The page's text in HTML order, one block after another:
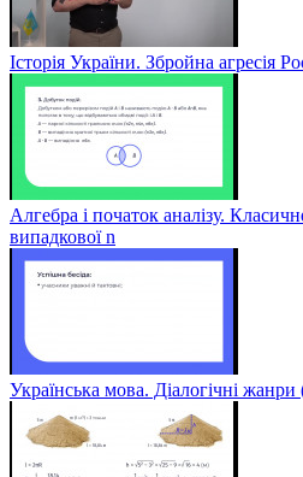
Історія України. Збройна агресія
Алгебра і початок аналізу.
випадкової n
Українська мова. Діалогічні